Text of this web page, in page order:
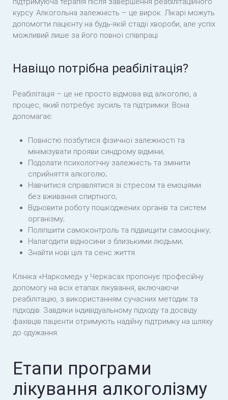
курсу. Алкогольна залежність – це вирок. Лікарі можуть
допомогти пацієнту на будь-якій стадії хвороби, але успіх
можливий лише за його повної співпраці.
Навіщо потрібна реабілітація?
Реабілітація – це не просто відмова від алкоголю, а
процес, який потребує зусиль та підтримки. Вона
допомагає:
Повністю позбутися фізичної залежності та
мінімізувати прояви синдрому відміни;
Подолати психологічну залежність та змінити
сприйняття алкоголю;
Навчитися справлятися зі стресом та емоціями
без вживання спиртного;
Відновити роботу пошкоджених органів та систем
організму;
Поліпшити самоконтроль та підвищити самооцінку;
Налагодити відносини з близькими людьми;
Знайти нові цілі та сенс життя.
Клініка «Наркомед» у Черкасах пропонує професійну
допомогу на всіх етапах лікування, включаючи
реабілітацію, з використанням сучасних методик та
підходів. Завдяки індивідуальному підходу та досвіду
фахівців пацієнти отримують надійну підтримку на шляху
до одужання.
Етапи програми
лікування алкоголізму